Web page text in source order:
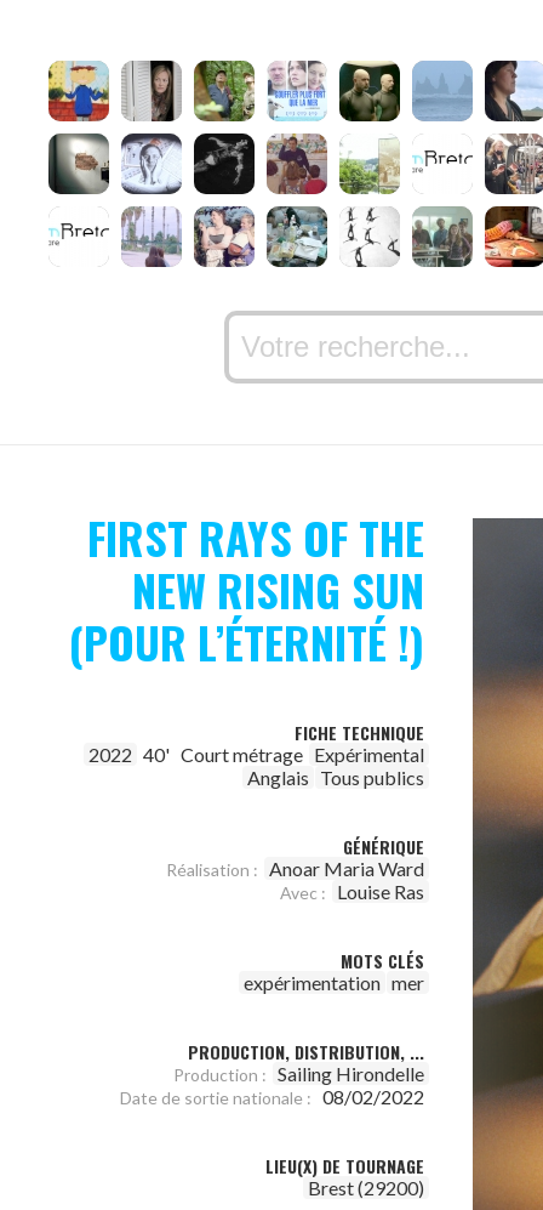
FIRST RAYS OF THE
NEW RISING SUN
(POUR L’ÉTERNITÉ !)
FICHE TECHNIQUE
2022 40' Court métrage Expérimental
Anglais Tous publics
GÉNÉRIQUE
Réalisation : Anoar Maria Ward
Avec : Louise Ras
MOTS CLÉS
expérimentation mer
PRODUCTION, DISTRIBUTION, ...
Production : Sailing Hirondelle
Date de sortie nationale : 08/02/2022
LIEU(X) DE TOURNAGE
Brest (29200)